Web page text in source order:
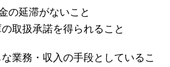
の延滞がないこと
取扱承諾を得られること
業務・収入の手段としているこ